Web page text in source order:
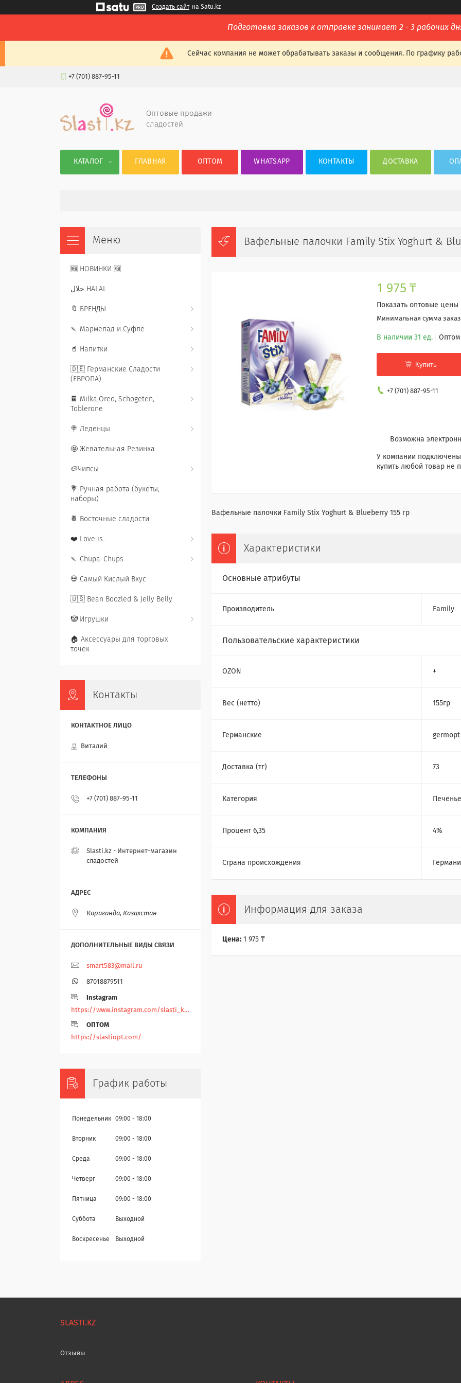
Создать сайт на Satu.kz
Подготовка заказов к отправке занимает 2 - 3 рабочих
Сейчас компания не может обрабатывать заказы и сообщения. По графику
+7 (701) 887-95-11
Оптовые продажи
сладостей
КАТАЛОГ ГЛАВНАЯ ОПТОМ WHATSAPP КОНТАКТЫ ДОСТАВКА
Вафельные палочки Family Stix Yoghurt &
1 975 ₸
Показать оптовые цены
Минимальная сумма
В наличии 31 ед. Оптом
Купить
+7 (701) 887-95-11
У компании
купить любой товар не
Вафельные палочки Family Stix Yoghurt & Blueberry 155 гр
Характеристики
Основные атрибуты
Производитель Family
Пользовательские характеристики
OZON +
Вес (нетто) 155гр
Германские germopt
Доставка (тг) 73
Категория Печенье
Процент 6,35 4%
Страна происхождения
Информация для заказа
Цена: 1 975 ₸
🆕 НОВИНКИ 🆕
حلال HALAL
🔖 БРЕНДЫ
🍡 Мармелад и Суфле
🥤 Напитки
🇩🇪 Германские Сладости
(ЕВРОПА)
🍫 Milka,Oreo, Schogeten,
Toblerone
🍭 Леденцы
🤩 Жевательная Резинка
🥔Чипсы
💐 Ручная работа (букеты,
наборы)
🍍 Восточные сладости
❤️ Love is...
🍡 Chupa-Chups
💀 Самый Кислый Вкус
🇺🇸 Bean Boozled & Jelly Belly
🤡 Игрушки
🏠 Аксессуары для торговых
точек
Контакты
Виталий
+7 (701) 887-95-11
Slasti.kz - Интернет-магазин
сладостей
Караганда, Казахстан
smart583@mail.ru
87018879511
Instagram
https://www.instagram.com/slasti_kz/
ОПТОМ
https://slastiopt.com/
График работы
Понедельник 09:00 18:00
Вторник 09:00 18:00
Среда 09:00 18:00
Четверг 09:00 18:00
Пятница 09:00 18:00
Суббота Выходной
Воскресенье Выходной
SLASTI.KZ
Отзывы